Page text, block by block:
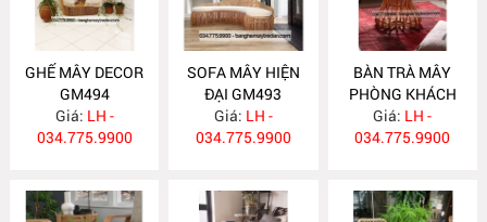
GHẾ MÂY DECOR
GM494
Giá: LH -
034.775.9900
SOFA MÂY HIỆN
ĐẠI GM493
Giá: LH -
034.775.9900
BÀN TRÀ MÂY
PHÒNG KHÁCH
HIỆN ĐẠI BM18
Giá: LH -
034.775.9900